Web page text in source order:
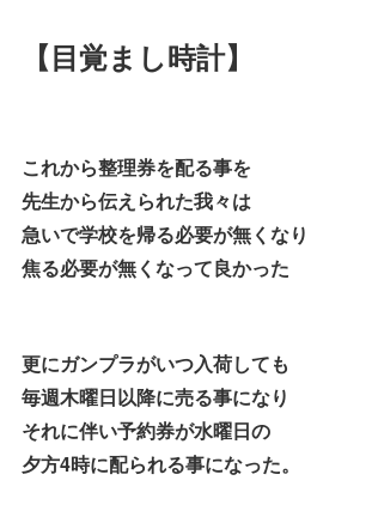
【目覚まし時計】
これから整理券を配る事を
先生から伝えられた我々は
急いで学校を帰る必要が無くなり
焦る必要が無くなって良かった
更にガンプラがいつ入荷しても
毎週木曜日以降に売る事になり
それに伴い予約券が水曜日の
夕方4時に配られる事になった。